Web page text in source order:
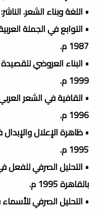
• اللغة وبناء الشعر. الناشر:
• التوابع في الجملة
1987 م.
• البناء العروضي للقصيدة
1999 م.
• القافية في الشعر
1996 م.
• ظاهرة الإعلال
1995 م.
• التحليل الصرفي للفعل
بالقاهرة 1995 م.
• التحليل الصرفي